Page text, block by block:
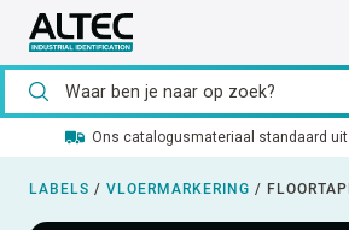
Ons catalogusmateriaal standaard
LABELS / VLOERMARKERING /